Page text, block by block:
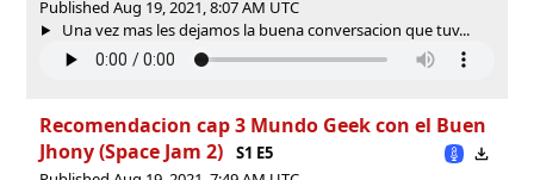
Published Aug 19, 2021, 8:07 AM UTC
Una vez mas les dejamos la buena conversacion que tuv...
Recomendacion cap 3 Mundo Geek con el Buen
Jhony (Space Jam 2)
S1 E5